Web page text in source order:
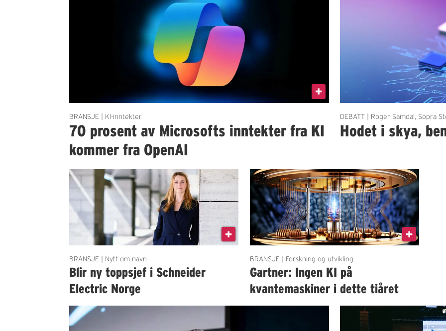
BRANSJE | KI-inntekter
70 prosent av Microsofts inntekter fra KI
kommer fra OpenAI
DEBATT | Roger Samdal, Sopra
Hodet i skya,
BRANSJE | Nytt om navn
Blir ny toppsjef i Schneider
Electric Norge
BRANSJE | Forskning og utvikling
Gartner: Ingen KI på
kvantemaskiner i dette tiåret